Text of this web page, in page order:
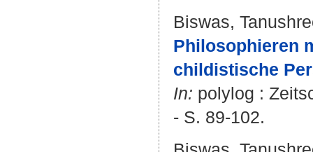
Biswas,
Philosophieren
childistische
In: polylog :
- S. 89-102.